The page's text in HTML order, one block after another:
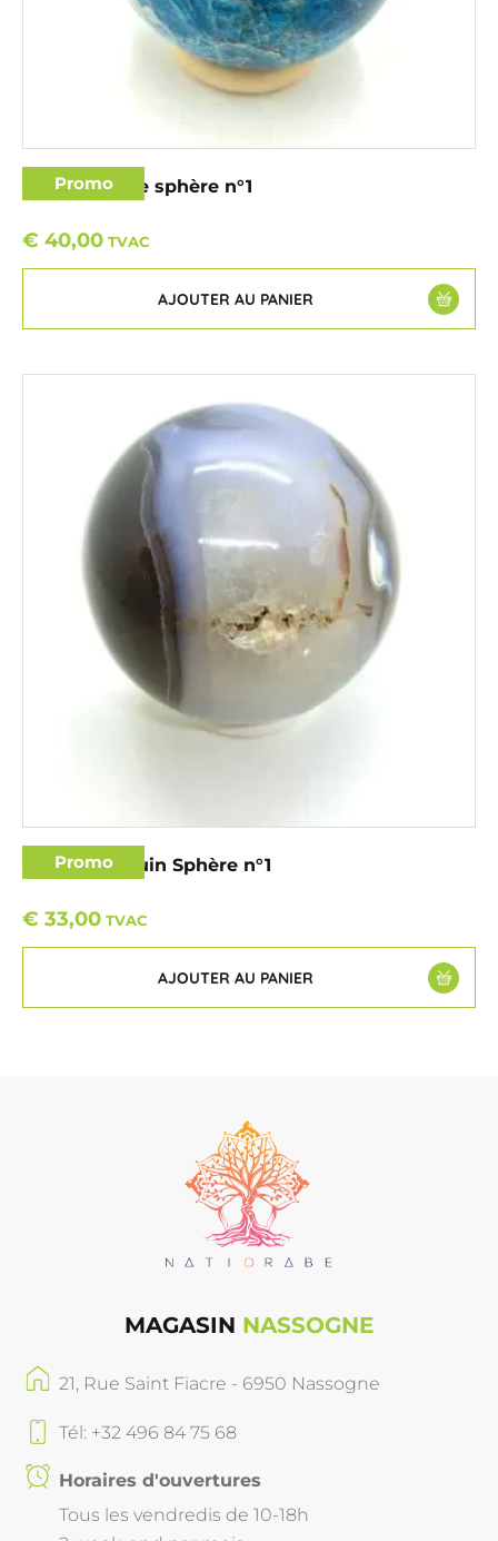
Promo
Apatite bleue sphère n°1
€ 40,00 TVAC
AJOUTER AU PANIER
Promo
Agate pingouin Sphère n°1
€ 33,00 TVAC
AJOUTER AU PANIER
MAGASIN NASSOGNE
21, Rue Saint Fiacre - 6950 Nassogne
Tél: +32 496 84 75 68
Horaires d'ouvertures
Tous les vendredis de 10-18h